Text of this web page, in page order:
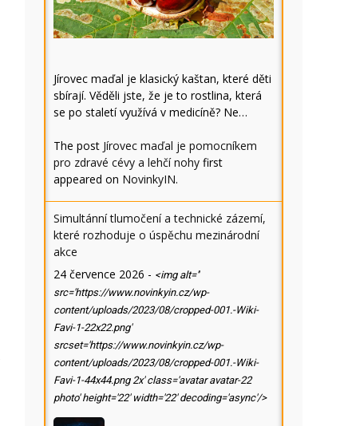
Jírovec maďal je klasický kaštan, které děti
sbírají. Věděli jste, že je to rostlina, která
se po staletí využívá v medicíně? Ne…
The post Jírovec maďal je pomocníkem
pro zdravé cévy a lehčí nohy first
appeared on NovinkyIN.
Simultánní tlumočení a technické zázemí,
které rozhoduje o úspěchu mezinárodní
akce
24 července 2026 - <img alt=''
src='https://www.novinkyin.cz/wp-
content/uploads/2023/08/cropped-001.-Wiki-
Favi-1-22x22.png'
srcset='https://www.novinkyin.cz/wp-
content/uploads/2023/08/cropped-001.-Wiki-
Favi-1-44x44.png 2x' class='avatar avatar-22
photo' height='22' width='22' decoding='async'/>